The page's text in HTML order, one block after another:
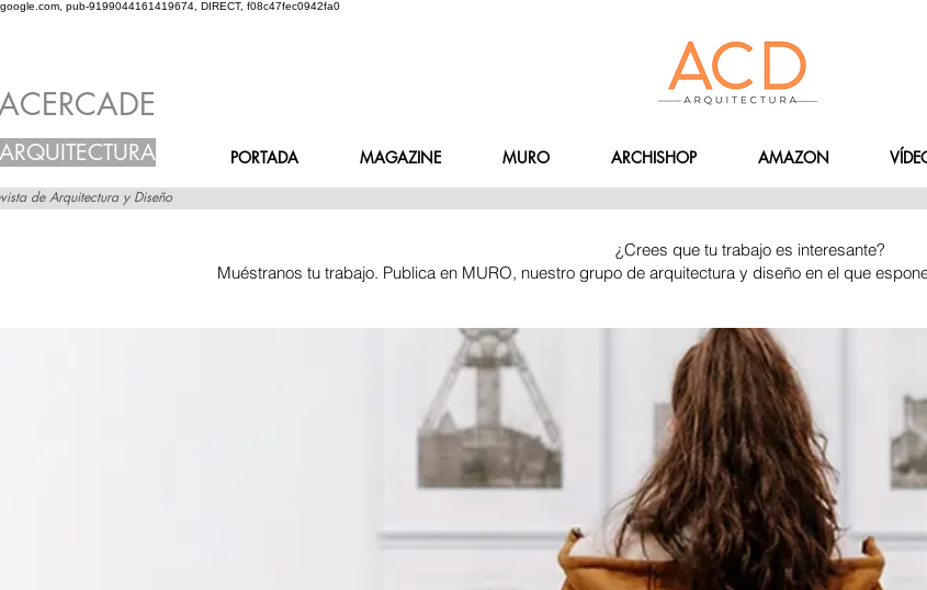
google.com, pub-9199044161419674, DIRECT, f08c47fec0942fa0
PORTADA MAGAZINE MURO ARCHISHOP AMAZON
de Arquitectura y Diseño
¿Crees que tu trabajo es interesante?
Muéstranos tu trabajo. Publica en MURO, nuestro grupo de arquitectura y diseño en el que